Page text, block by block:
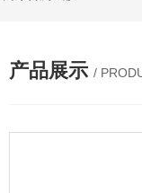
产品展示 /